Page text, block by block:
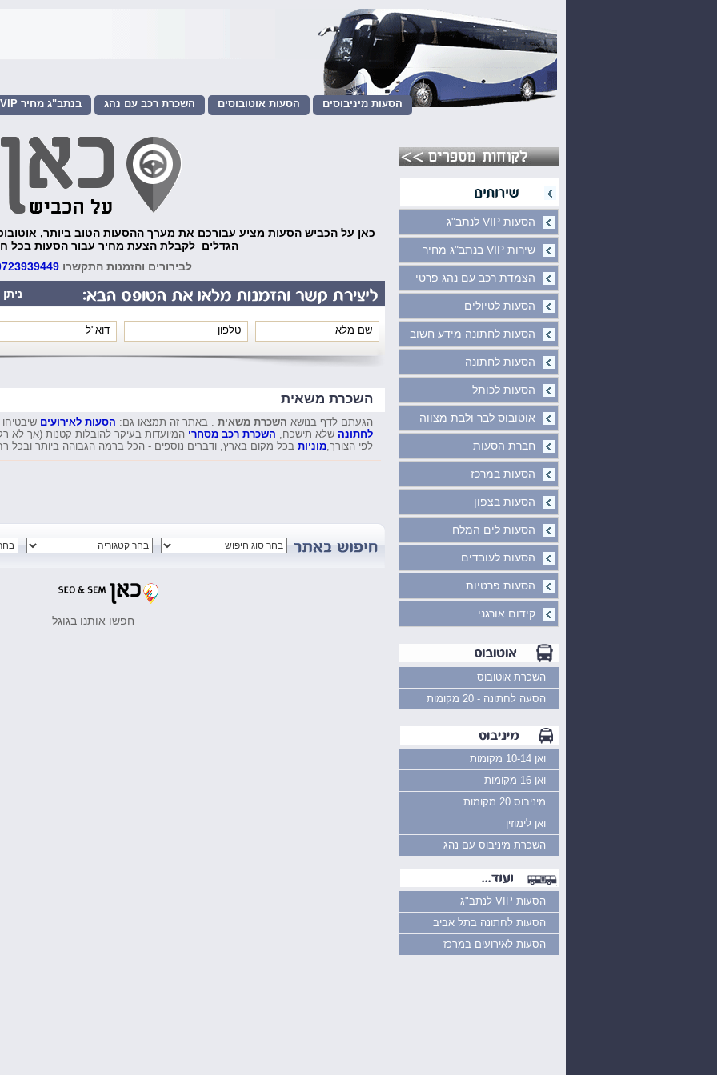
שירות VIP בנתב"ג מחיר השכרת רכב עם נהג הסעות אוטובוסים
הסעות מיניבוסים
כאן על הכביש הסעות מציע עבורכם את מערך ההסעות הטוב ביותר,
הגדלים לקבלת הצעת מחיר עבור הסעות בכל
לבירורים והזמנות התקשרו
*
*
*
השכרת משאית
הגעתם לדף בנושא השכרת משאית . באתר זה תמצאו גם: הסעות לאירועים
לחתונה שלא תישכח, השכרת רכב מסחרי המיועדות בעיקר להובלות קטנות (אך לא
לפי הצורך,מוניות בכל מקום בארץ, ודברים נוספים - הכל ברמה הגבוהה ביותר ובכל
חפשו אותנו בגוגל
הסעות VIP לנתב"ג
שירות VIP בנתב"ג מחיר
הצמדת רכב עם נהג פרטי
הסעות לטיולים
הסעות לחתונה מידע חשוב
הסעות לחתונה
הסעות לכותל
אוטובוס לבר ולבת מצווה
חברת הסעות
הסעות במרכז
הסעות בצפון
הסעות לים המלח
הסעות לעובדים
הסעות פרטיות
קידום אורגני
השכרת אוטובוס
הסעה לחתונה - 20 מקומות
ואן 10-14 מקומות
ואן 16 מקומות
מיניבוס 20 מקומות
ואן לימוזין
השכרת מיניבוס עם נהג
הסעות VIP לנתב"ג
הסעות לחתונה בתל אביב
הסעות לאירועים במרכז